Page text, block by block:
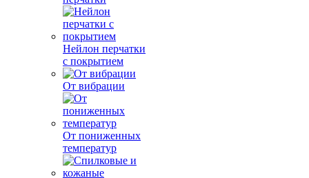
Нейлон перчатки
с покрытием
От вибрации
От пониженных
температур